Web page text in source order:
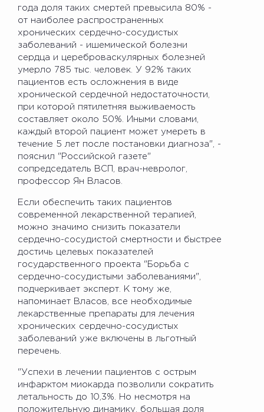
года доля таких смертей превысила 80% -
от наиболее распространенных
хронических сердечно-сосудистых
заболеваний - ишемической болезни
сердца и цереброваскулярных болезней
умерло 785 тыс. человек. У 92% таких
пациентов есть осложнения в виде
хронической сердечной недостаточности,
при которой пятилетняя выживаемость
составляет около 50%. Иными словами,
каждый второй пациент может умереть в
течение 5 лет после постановки диагноза", -
пояснил "Российской газете"
сопредседатель ВСП, врач-невролог,
профессор Ян Власов.
Если обеспечить таких пациентов
современной лекарственной терапией,
можно значимо снизить показатели
сердечно-сосудистой смертности и быстрее
достичь целевых показателей
государственного проекта "Борьба с
сердечно-сосудистыми заболеваниями",
подчеркивает эксперт. К тому же,
напоминает Власов, все необходимые
лекарственные препараты для лечения
хронических сердечно-сосудистых
заболеваний уже включены в льготный
перечень.
"Успехи в лечении пациентов с острым
инфарктом миокарда позволили сократить
летальность до 10,3%. Но несмотря на
положительную динамику, большая доля